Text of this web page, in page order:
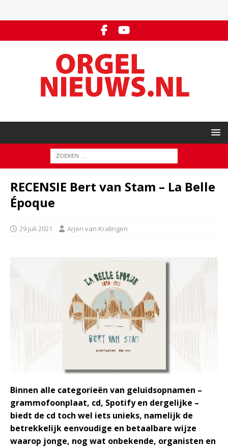
RECENSIE Bert van Stam – La Belle
Époque
29 juli 2021 Arjen van Kralingen
Binnen alle categorieën van geluidsopnamen –
grammofoonplaat, cd, Spotify en dergelijke –
biedt de cd toch wel iets unieks, namelijk de
betrekkelijk eenvoudige en betaalbare wijze
waarop jonge, nog wat onbekende, organisten en